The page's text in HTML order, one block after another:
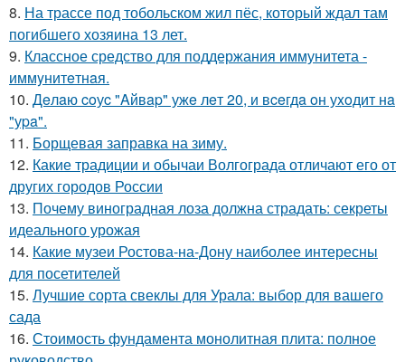
8. На трассе под тобольском жил пёс, который ждал там
погибшего хозяина 13 лет.
9. Классное средство для поддержания иммунитета -
иммyнитeтнaя.
10. Дeлaю coуc "Aйвap" ужe лeт 20, и вceгдa oн уxoдит нa
"уpa".
11. Борщевая заправка на зиму.
12. Какие традиции и обычаи Волгограда отличают его от
других городов России
13. Почему виноградная лоза должна страдать: секреты
идеального урожая
14. Какие музеи Ростова-на-Дону наиболее интересны
для посетителей
15. Лучшие сорта свеклы для Урала: выбор для вашего
сада
16. Стоимость фундамента монолитная плита: полное